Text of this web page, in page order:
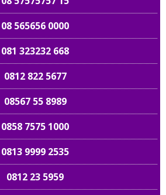
08 565656 0000
081 323232 668
0812 822 5677
08567 55 8989
0858 7575 1000
0813 9999 2535
0812 23 5959